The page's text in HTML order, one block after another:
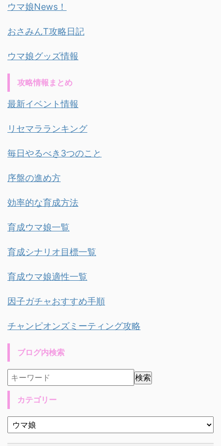
ウマ娘News！
おさみんT攻略日記
ウマ娘グッズ情報
攻略情報まとめ
最新イベント情報
リセマラランキング
毎日やるべき3つのこと
序盤の進め方
効率的な育成方法
育成ウマ娘一覧
育成シナリオ目標一覧
育成ウマ娘適性一覧
因子ガチャおすすめ手順
チャンピオンズミーティング攻略
ブログ内検索
カテゴリー